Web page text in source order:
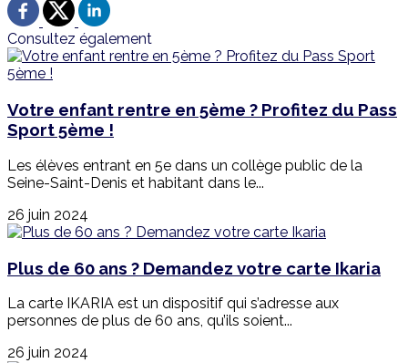
Consultez également
Votre enfant rentre en 5ème ? Profitez du Pass
Sport 5ème !
Les élèves entrant en 5e dans un collège public de la
Seine-Saint-Denis et habitant dans le...
26 juin 2024
Plus de 60 ans ? Demandez votre carte Ikaria
La carte IKARIA est un dispositif qui s’adresse aux
personnes de plus de 60 ans, qu’ils soient...
26 juin 2024